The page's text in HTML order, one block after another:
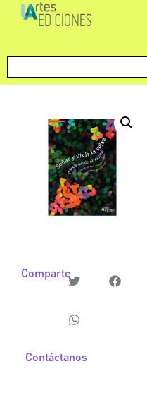
Comparte
Contáctanos